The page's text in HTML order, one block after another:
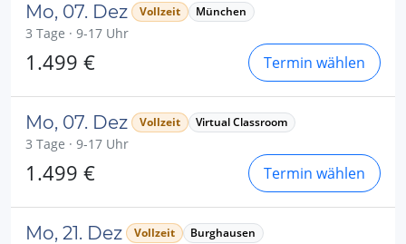
Mo, 07. Dez Vollzeit München
3 Tage · 9-17 Uhr
1.499 € Termin wählen
Mo, 07. Dez Vollzeit Virtual Classroom
3 Tage · 9-17 Uhr
1.499 € Termin wählen
Mo, 21. Dez Vollzeit Burghausen